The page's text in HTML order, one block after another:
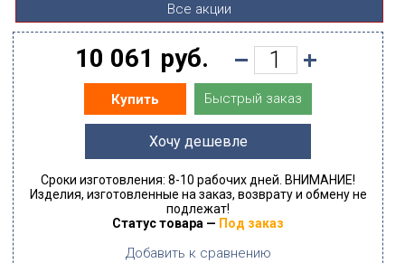
Все акции
10 061 руб.
Купить Быстрый заказ
Хочу дешевле
Сроки изготовления: 8-10 рабочих дней. ВНИМАНИЕ!
Изделия, изготовленные на заказ, возврату и обмену не
подлежат!
Статус товара — Под заказ
Добавить к сравнению